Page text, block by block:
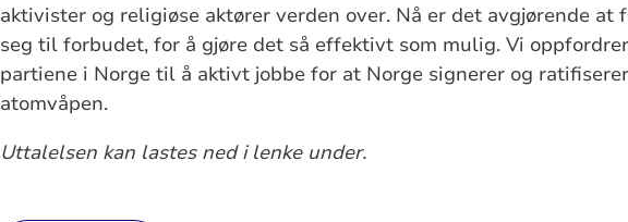
aktivister og religiøse aktører verden over. Nå er det avgjørende
seg til forbudet, for å gjøre det så effektivt som mulig. Vi
partiene i Norge til å aktivt jobbe for at Norge signerer og
atomvåpen.
Uttalelsen kan lastes ned i lenke under.